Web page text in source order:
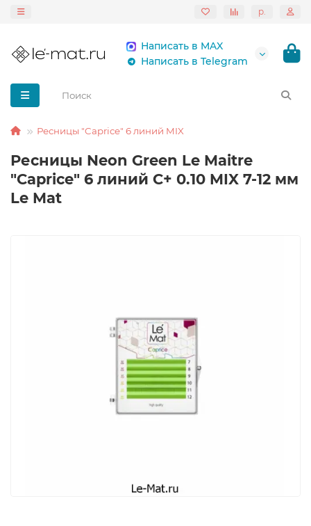
р.
Написать в MAX
Написать в Telegram
Ресницы "Caprice" 6 линий MIX
Ресницы Neon Green Le Maitre
"Caprice" 6 линий C+ 0.10 MIX 7-12 мм
Le Mat